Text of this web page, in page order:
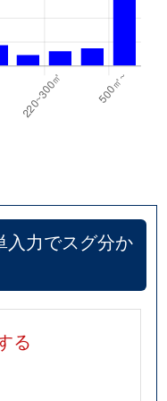
入力でスグ分か
る